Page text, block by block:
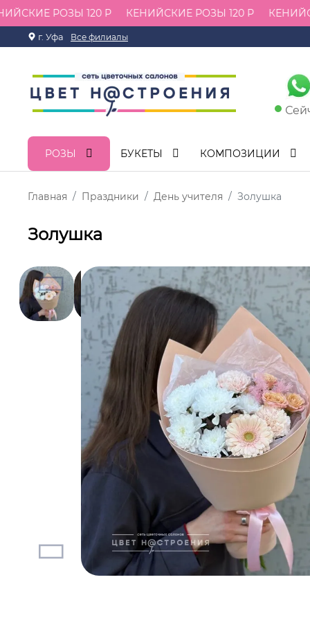
РОЗЫ 120 Р КЕНИЙСКИЕ РОЗЫ 120 Р
г. Уфа Все филиалы
РОЗЫ БУКЕТЫ КОМПОЗИЦИИ
Главная Праздники День учителя Золушка
Золушка